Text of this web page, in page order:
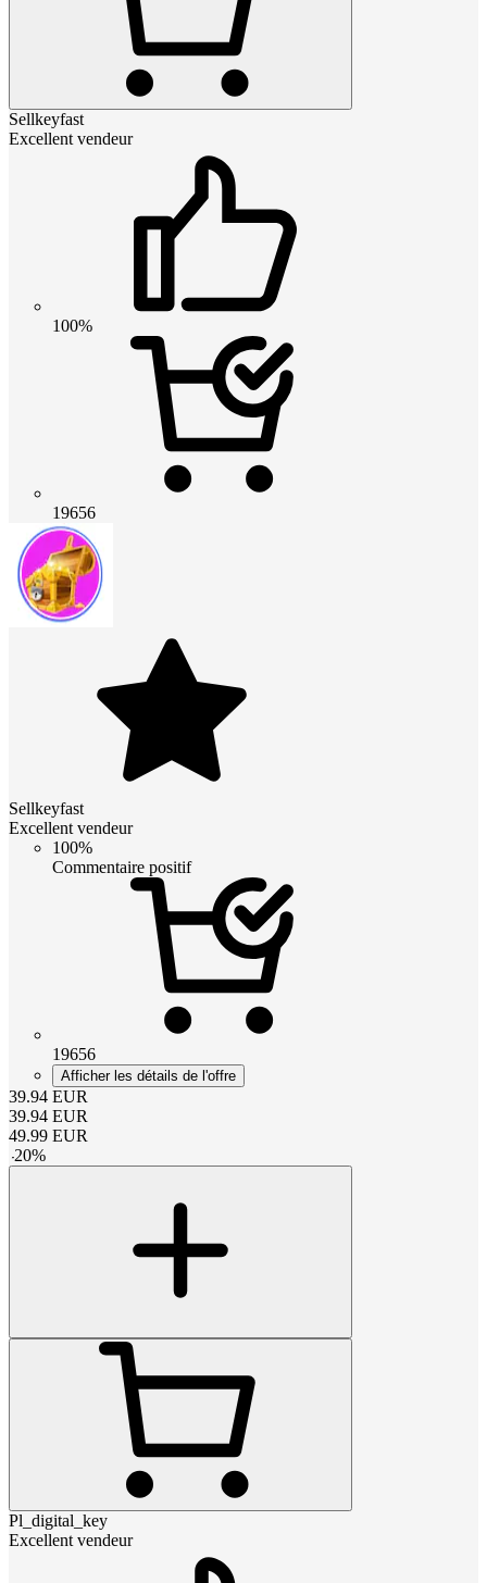
Sellkeyfast
Excellent vendeur
100%
19656
Sellkeyfast
Excellent vendeur
100%
Commentaire positif
19656
Afficher les détails de l'offre
39.94 EUR
39.94 EUR
49.99 EUR
-20%
Pl_digital_key
Excellent vendeur